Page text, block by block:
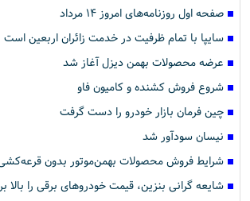
صفحه اول روزنامه‌های امروز ۱۴ مرداد
سایپا با تمام ظرفیت در خدمت زائران اربعین است
عرضه محصولات بهمن دیزل آغاز شد
شروع فروش کشنده و کامیون فاو
چین فرمان بازار خودرو را دست گرفت
نیسان سودآور شد
شرایط فروش محصولات بهمن‌موتور بدون
شایعه گرانی بنزین، قیمت خودروهای برقی را بالا